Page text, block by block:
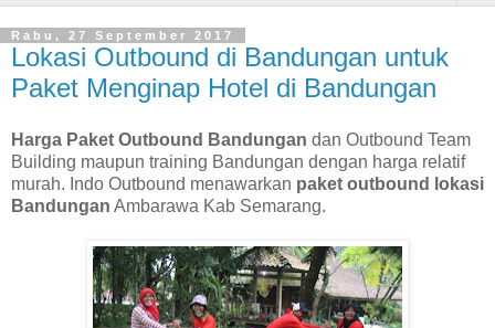
Rabu, 27 September 2017
Lokasi Outbound di Bandungan untuk
Paket Menginap Hotel di Bandungan
Harga Paket Outbound Bandungan dan Outbound Team
Building maupun training Bandungan dengan harga relatif
murah. Indo Outbound menawarkan paket outbound lokasi
Bandungan Ambarawa Kab Semarang.